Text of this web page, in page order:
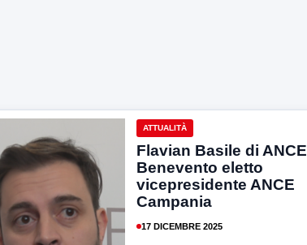
ATTUALITÀ
Flavian Basile di ANCE
Benevento eletto
vicepresidente ANCE
Campania
17 DICEMBRE 2025